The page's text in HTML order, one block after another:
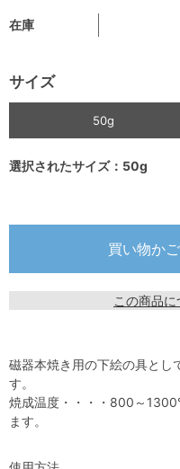
在庫
サイズ
50g
選択されたサイズ：50g
この商品
磁器本焼き用の下絵の具とし
す。
焼成温度・・・・800～
ます。